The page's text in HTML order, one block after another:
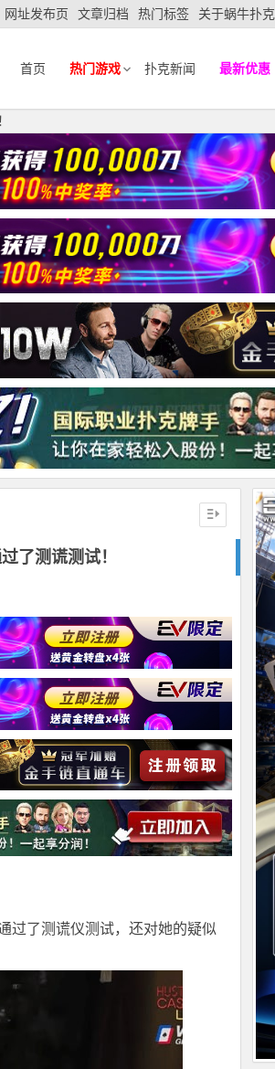
网址发布页 文章归档 热门标签 关于蜗牛扑克
首页 热门游戏 扑克新闻 最新优惠
了测谎测试！
过了测谎仪测试，还对她的疑似